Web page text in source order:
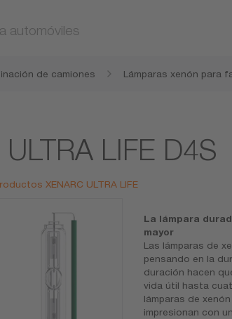
automóviles
de camiones Lámparas xenón para
LIFE D4S
XENARC ULTRA LIFE
La lámpara
mayor
Las lámparas de
pensando en la
duración hacen
vida útil hasta
lámparas de
impresionan con